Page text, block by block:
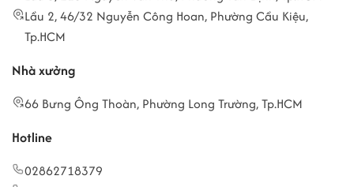
Lầu 2, 46/32 Nguyễn Công Hoan, Phường Cầu Kiệu,
Tp.HCM
Nhà xưởng
66 Bưng Ông Thoàn, Phường Long Trường, Tp.HCM
Hotline
02862718379